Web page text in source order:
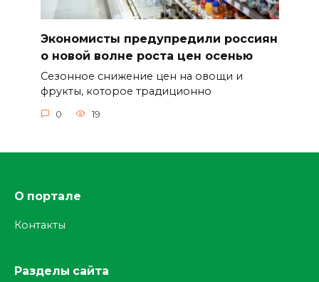
Экономисты предупредили россиян
о новой волне роста цен осенью
Сезонное снижение цен на овощи и
фрукты, которое традиционно
0 19
О портале
Контакты
Разделы сайта